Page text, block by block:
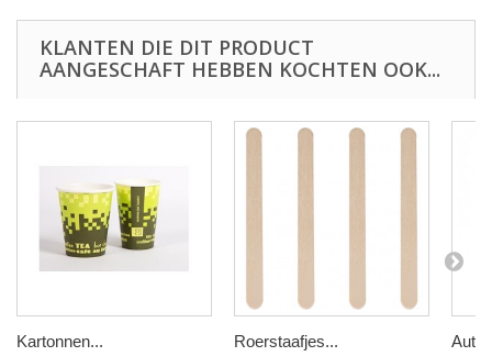
KLANTEN DIE DIT PRODUCT
AANGESCHAFT HEBBEN KOCHTEN OOK...
Kartonnen... Roerstaafjes...